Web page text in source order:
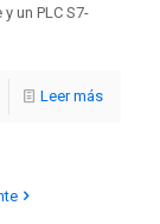
un PLC S7-
Leer más